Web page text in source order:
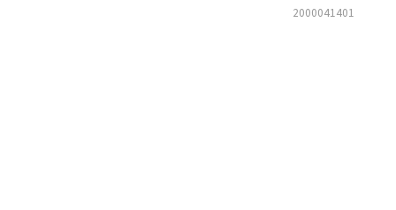
2000041401